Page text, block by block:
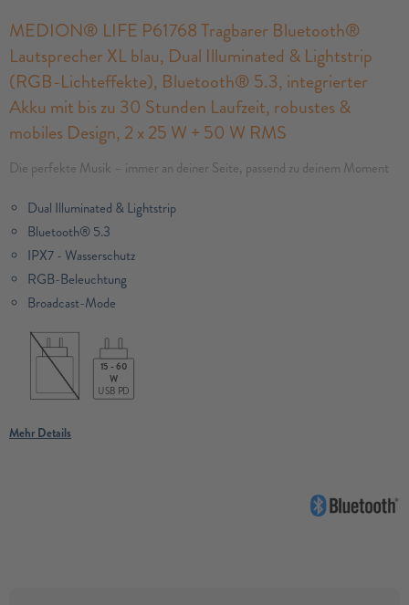
MEDION® LIFE P61768 Tragbarer Bluetooth®
Lautsprecher XL blau, Dual Illuminated & Lightstrip
(RGB-Lichteffekte), Bluetooth® 5.3, integrierter
Akku mit bis zu 30 Stunden Laufzeit, robustes &
mobiles Design, 2 x 25 W + 50 W RMS
Die perfekte Musik – immer an deiner Seite, passend zu deinem Moment
Dual Illuminated & Lightstrip
Bluetooth® 5.3
IPX7 - Wasserschutz
RGB-Beleuchtung
Broadcast-Mode
15 - 60
W
USB PD
Mehr Details